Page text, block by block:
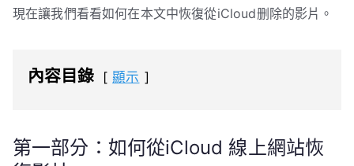
現在讓我們看看如何在本文中恢復從iCloud删除的影片。
內容目錄 顯示
第一部分：如何從iCloud 線上網站恢